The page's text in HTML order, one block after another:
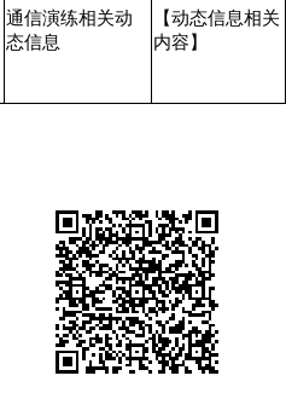
通信演练相关动
态信息
【动态信息相关
内容】